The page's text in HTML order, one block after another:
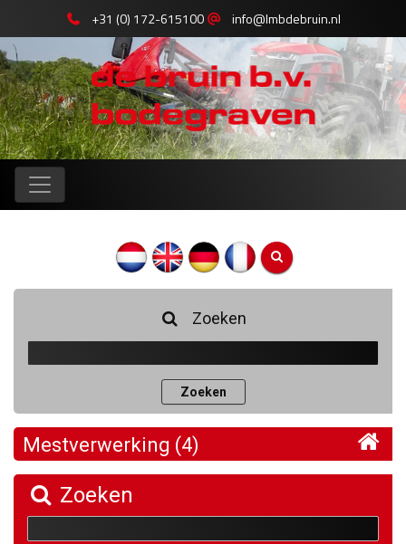
+31 (0) 172-615100 info@lmbdebruin.nl
Zoeken
Mestverwerking (4)
Zoeken